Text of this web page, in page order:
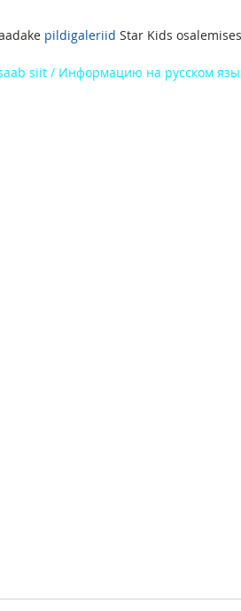
pildigaleriid Star Kids
siit / Информацию на русском